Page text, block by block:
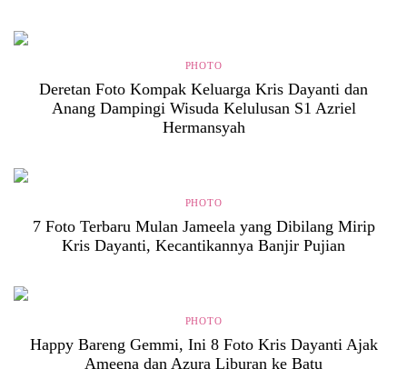
PHOTO
Deretan Foto Kompak Keluarga Kris Dayanti dan
Anang Dampingi Wisuda Kelulusan S1 Azriel
Hermansyah
PHOTO
7 Foto Terbaru Mulan Jameela yang Dibilang Mirip
Kris Dayanti, Kecantikannya Banjir Pujian
PHOTO
Happy Bareng Gemmi, Ini 8 Foto Kris Dayanti Ajak
Ameena dan Azura Liburan ke Batu